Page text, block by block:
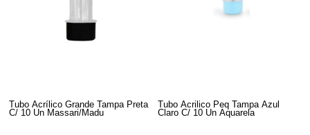
Tubo Acrílico Grande Tampa Preta
C/ 10 Un Massari/Madu
Tubo Acrilico Peq Tampa Azul
Claro C/ 10 Un Aquarela